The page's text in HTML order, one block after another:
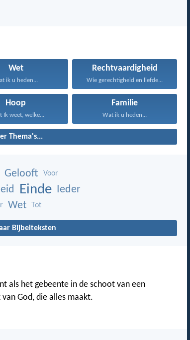
Wet
ik u heden...
Rechtvaardigheid
Wie gerechtigheid en liefde...
Hoop
Ik weet, welke...
Familie
Wat ik u heden...
Thema's...
Gelooft Voor
Einde Ieder
Wet Tot
Bijbelteksten
als het gebeente in de schoot van een
God, die alles maakt.